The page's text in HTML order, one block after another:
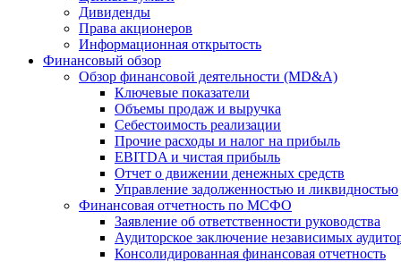
Дивиденды
Права акционеров
Информационная открытость
Финансовый обзор
Обзор финансовой деятельности (MD&A)
Ключевые показатели
Объемы продаж и выручка
Себестоимость реализации
Прочие расходы и налог на прибыль
EBITDA и чистая прибыль
Отчет о движении денежных средств
Управление задолженностью и ликвидностью
Финансовая отчетность по МСФО
Заявление об ответственности руководства
Аудиторское заключение независимых
Консолидированная финансовая отчетность